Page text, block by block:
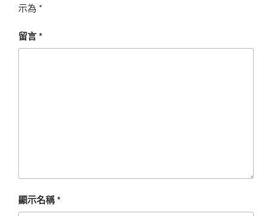
示為 *
留言*
顯示名稱*